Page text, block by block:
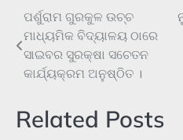
Post
navigation
ପର୍ଶୁରାମ ଗୁରକୁଳ ଉଚ୍ଚ
ମାଧ୍ୟମିକ ବିଦ୍ୟାଳୟ ଠାରେ
ସାଇବର ସୁରକ୍ଷା ସଚେତନ
କାର୍ଯ୍ୟକ୍ରମ ଅନୁଷ୍ଠିତ ।
Related Posts